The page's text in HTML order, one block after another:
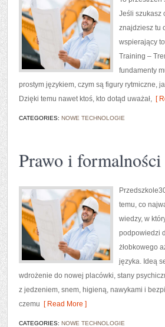
Jeśli szukasz
znajdziesz tu
wspierający
Training –
fundamenty
prostym językiem, czym są figury rytmiczne,
Dzięki temu nawet ktoś, kto dotąd uważał, [
CATEGORIES: NOWE TECHNOLOGIE
Prawo i formalności
temu, co
wiedzy, w
podpowiedzi
żłobkowego
języka. Ideą
wdrożenie do nowej placówki, stany
z jedzeniem, snem, higieną, nawykami i
czemu [ Read More ]
CATEGORIES: NOWE TECHNOLOGIE